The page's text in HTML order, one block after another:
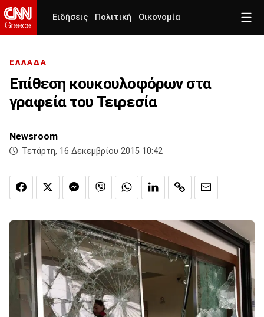
Ειδήσεις Πολιτική Οικονομία
ΕΛΛΑΔΑ
Επίθεση κουκουλοφόρων στα
γραφεία του Τειρεσία
Newsroom
Τετάρτη, 16 Δεκεμβρίου 2015 10:42